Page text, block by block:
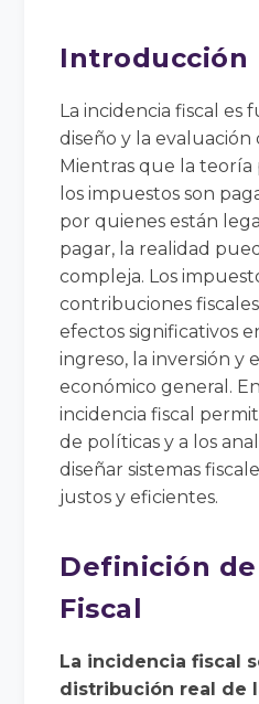
Introducción
La incidencia fiscal es
diseño y la evaluación
Mientras que la
los impuestos son
por quienes están
pagar, la realidad
compleja. Los
contribuciones
efectos significativos
ingreso, la inversión y
económico general.
incidencia fiscal
de políticas y a los
diseñar sistemas
justos y eficientes.
Definición
Fiscal
La incidencia fiscal
distribución real de